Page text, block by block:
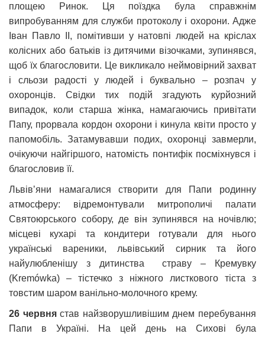
площею Ринок. Ця поїздка була справжнім
випробуванням для служби протоколу і охорони. Адже
Іван Павло ІІ, помітивши у натовпі людей на кріслах
колісних або батьків із дитячими візочками, зупинявся,
щоб їх благословити. Це викликало неймовірний захват
і сльози радості у людей і буквально – розпач у
охоронців. Свідки тих подій згадують курйозний
випадок, коли старша жінка, намагаючись привітати
Папу, прорвала кордон охорони і кинула квіти просто у
папомобіль. Затамувавши подих, охоронці завмерли,
очікуючи найгіршого, натомість понтифік посміхнувся і
благословив її.
Львівʼяни намагалися створити для Папи родинну
атмосферу: відремонтували митрополичі палати
Святоюрського собору, де він зупинявся на ночівлю;
місцеві кухарі та кондитери готували для нього
українські вареники, львівський сирник та його
найулюбленішу з дитинства страву – Кремувку
(Kremówka) – тістечко з ніжного листкового тіста з
товстим шаром ванільно-молочного крему.
26 червнястав найзворушливішим днем перебування
Папи в Україні. На цей день на Сихові була